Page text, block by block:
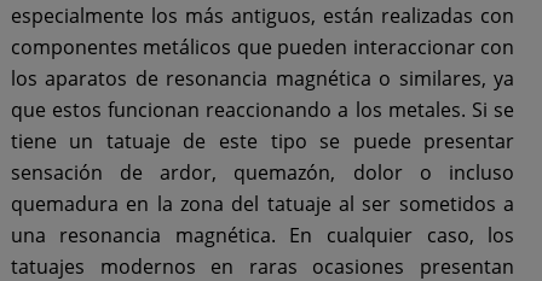
especialmente los más antiguos, están realizadas con
componentes metálicos que pueden interaccionar con
los aparatos de resonancia magnética o similares, ya
que estos funcionan reaccionando a los metales. Si se
tiene un tatuaje de este tipo se puede presentar
sensación de ardor, quemazón, dolor o incluso
quemadura en la zona del tatuaje al ser sometidos a
una resonancia magnética. En cualquier caso, los
tatuajes modernos en raras ocasiones presentan